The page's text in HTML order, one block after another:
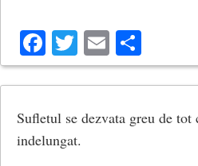
Facebook
Twitter
Email
Sufletul se dezvata greu de
indelungat.